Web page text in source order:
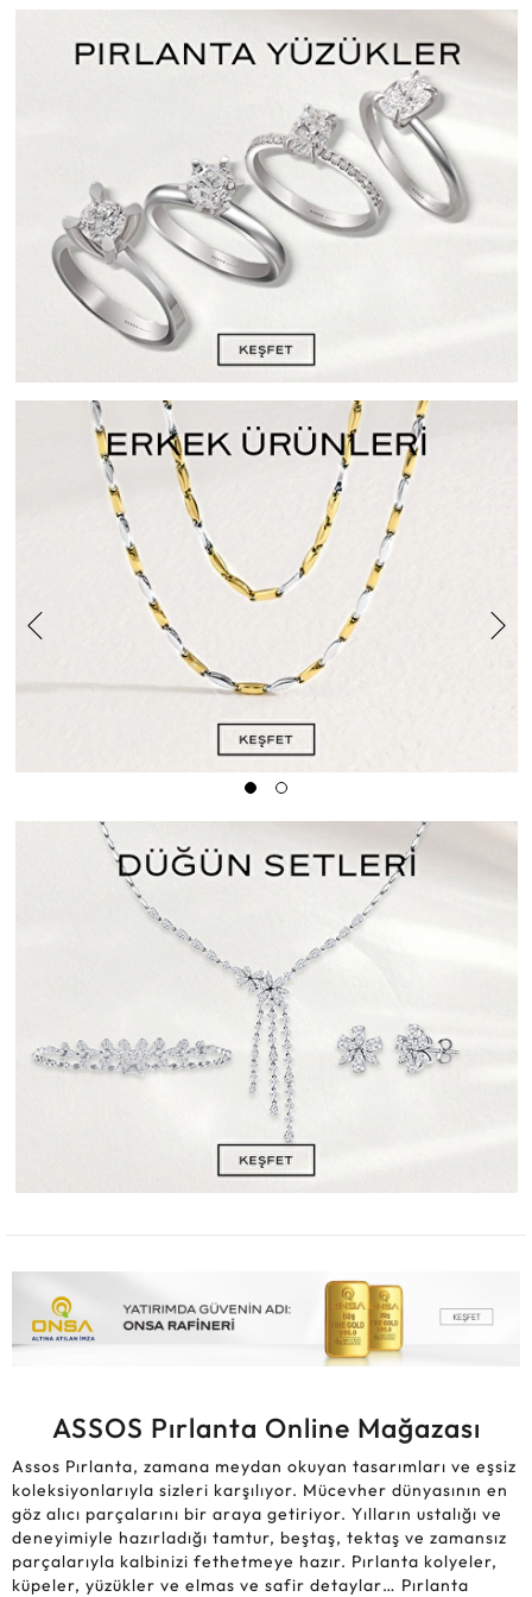
ASSOS Pırlanta Online Mağazası
Assos Pırlanta, zamana meydan okuyan tasarımları ve eşsiz
koleksiyonlarıyla sizleri karşılıyor. Mücevher dünyasının en
göz alıcı parçalarını bir araya getiriyor. Yılların ustalığı ve
deneyimiyle hazırladığı tamtur, beştaş, tektaş ve zamansız
parçalarıyla kalbinizi fethetmeye hazır. Pırlanta kolyeler,
küpeler, yüzükler ve elmas ve safir detaylar… Pırlanta